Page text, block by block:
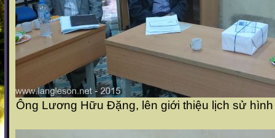
Ông Lương Hữu Đặng, lên giới thiệu lịch sử